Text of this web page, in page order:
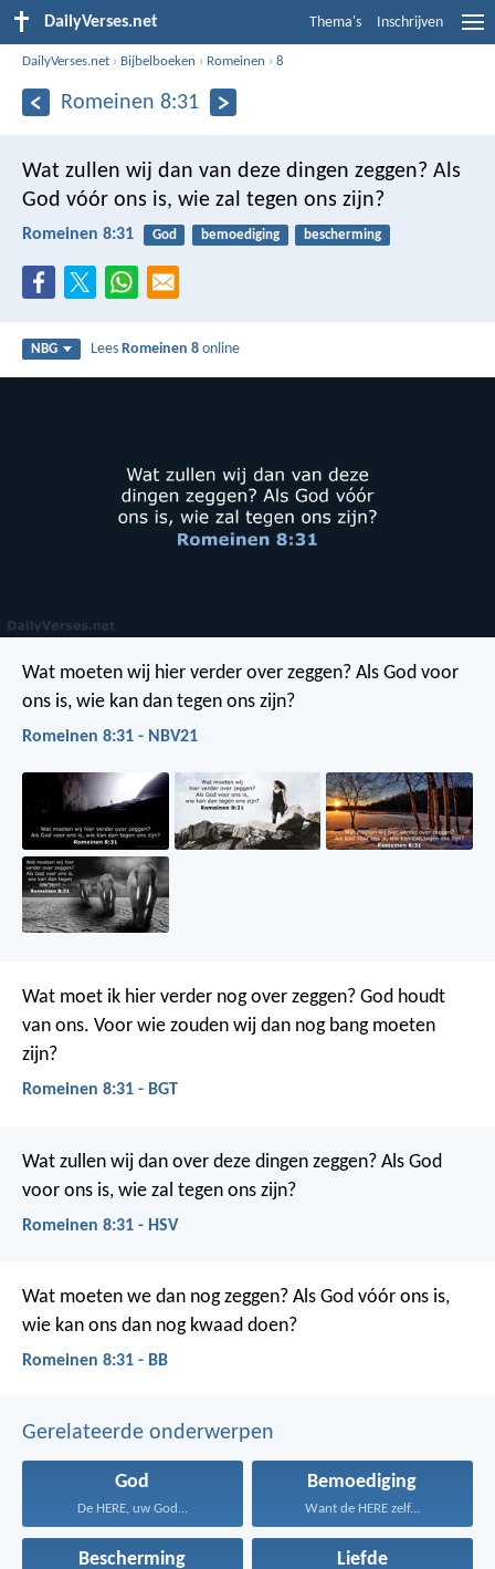
DailyVerses.net Thema's Inschrijven
DailyVerses.net › Bijbelboeken › Romeinen ›8
Romeinen 8:31
Wat zullen wij dan van deze dingen zeggen? Als
God vóór ons is, wie zal tegen ons zijn?
Romeinen 8:31 God bemoediging bescherming
NBG LeesRomeinen 8 online
Wat moeten wij hier verder over zeggen? Als God voor
ons is, wie kan dan tegen ons zijn?
Romeinen 8:31 - NBV21
Wat moet ik hier verder nog over zeggen? God houdt
van ons. Voor wie zouden wij dan nog bang moeten
zijn?
Romeinen 8:31 - BGT
Wat zullen wij dan over deze dingen zeggen? Als God
voor ons is, wie zal tegen ons zijn?
Romeinen 8:31 - HSV
Wat moeten we dan nog zeggen? Als God vóór ons is,
wie kan ons dan nog kwaad doen?
Romeinen 8:31 - BB
Gerelateerde onderwerpen
God
De HERE, uw God...
Bemoediging
Want de HERE zelf...
Bescherming Liefde